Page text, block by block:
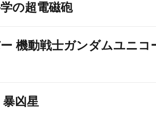
の超電磁砲
機動戦士ガンダムユニコ
凶星